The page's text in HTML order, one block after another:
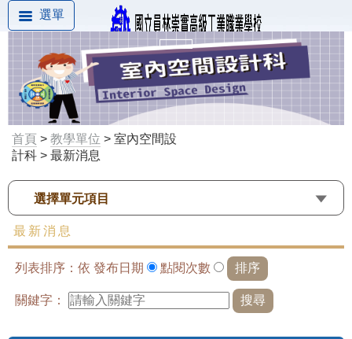
選單
首頁 > 教學單位 > 室內空間設
計科 > 最新消息
選擇單元項目
最新消息
列表排序：依 發布日期 點閱次數
關鍵字：